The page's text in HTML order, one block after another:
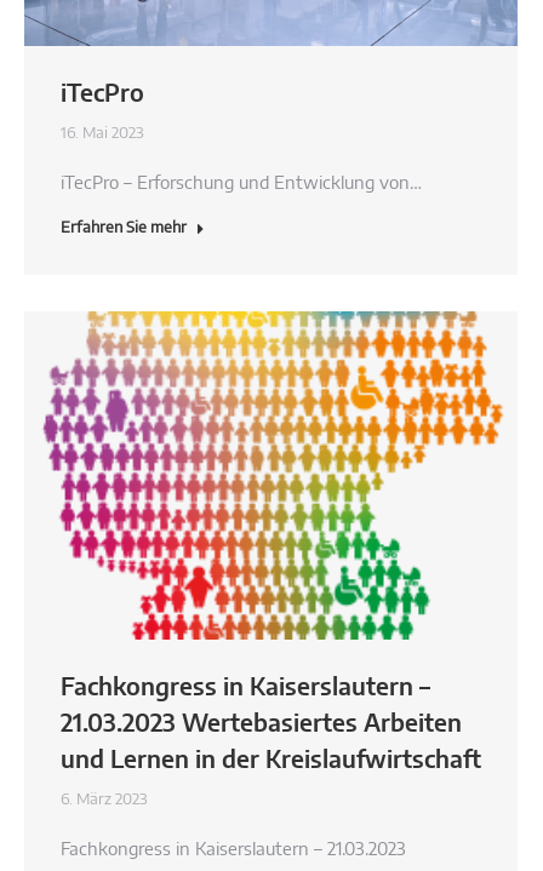
iTecPro
16. Mai 2023
iTecPro – Erforschung und Entwicklung von…
Erfahren Sie mehr
Fachkongress in Kaiserslautern –
21.03.2023 Wertebasiertes Arbeiten
und Lernen in der Kreislaufwirtschaft
6. März 2023
Fachkongress in Kaiserslautern – 21.03.2023